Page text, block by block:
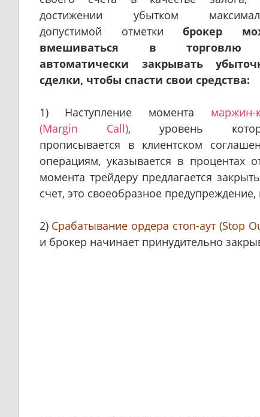
достижении убытком
допустимой отметки брокер
вмешиваться в
автоматически закрывать
сделки, чтобы спасти свои средства:
1) Наступление момента маржин-
(Margin Call), уровень
прописывается в клиентском
операциям, указывается в процентах
момента трейдеру предлагается
счет, это своеобразное
2) Срабатывание ордера стоп-аут (Stop
и брокер начинает принудительно